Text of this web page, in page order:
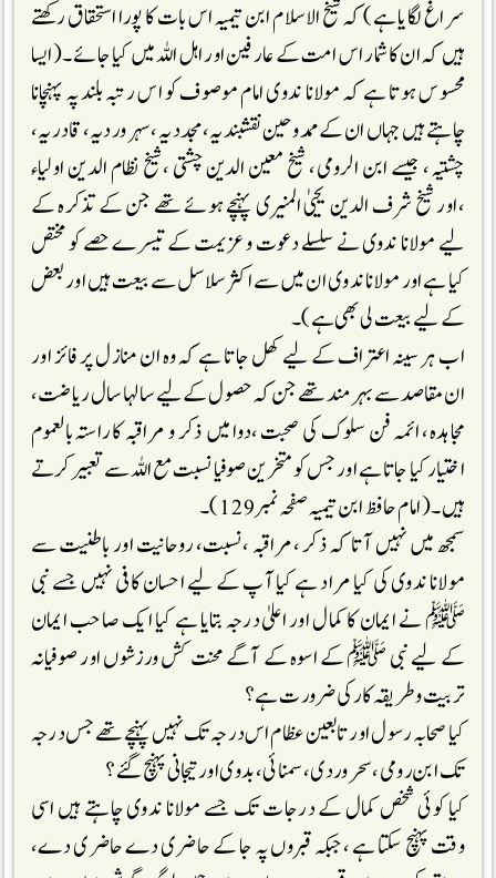
سراغ لگایا ہے) کہ شیخ الاسلام ابن تیمیہ اس بات کا پورا استحقاق رکھتے
ہیں کہ ان کا شمار اس امت کے عارفین اور اہل اللہ میں کیا جائے ۔(ایسا
محسوس ہوتا ہے کہ مولانا ندوی امام موصوف کو اس رتبہ بلند پہ پہنچانا
چاہتے ہیں جہاں ان کے ممدوحین نقشبندیہ، مجددیہ ،سہروردیہ، قادریہ،
چشتیہ، جیسے ابن الرومی، شیخ معین الدین چشتی ،شیخ نظام الدین اولیاء
،اور شیخ شرف الدین یحییٰ المنیری پہنچے ہوئے تھے جن کے تذکرہ کے
لیے مولانا ندوی نے سلسلے دعوت و عزیمت کے تیسرے حصے کو مختص
کیا ہے اور مولانا ندوی ان میں سے اکثر سلاسل سے بیعت ہیں اور بعض
کے لیے بیعت لی بھی ہے)۔
اب ہر سینہ اعتراف کے لیے کھل جاتا ہے کہ وہ ان منازل پر فائز اور
ان مقاصد سے بہر مند تھے جن کہ حصول کے لیے سالہا سال ریاضت،
مجاہدہ، ائمہ فن سلوک کی صحبت ،دوا میں ذکر و مراقبہ کا راستہ بالعموم
اختیار کیا جاتا ہے اور جس کو متخرین صوفیا نسبت مع اللہ سے تعبیر کرتے
ہیں۔( امام حافظ ابن تیمیہ صفحہ نمبر 129 )۔
سمجھ میں نہیں آتا کہ ذکر ،مراقبہ ،نسبت، روحانیت اور باطنیت سے
مولانا ندوی کی کیا مراد ہے کیا آپ کے لیے احسان کافی نہیں جسے نبی
ﷺ نے ایمان کا کمال اور اعلیٰ درجہ بتایا ہے کیا ایک صاحب ایمان
کے لیے نبی ﷺ کے اسوہ کے آگے محنت کش ورزشوں اور صوفیانہ
تربیت و طریقہ کار کی ضرورت ہے ؟
کیا صحابہ رسول اور تابعین عظام اس درجہ تک نہیں پہنچے تھے جس درجہ
تک ابن رومی، سحروردی، سمنائی، بدوی اور تیجانی پہنچ گئے ؟
کیا کوئی شخص کمال کے درجات تک جسے مولانا ندوی چاہتے ہیں اسی
وقت پہنچ سکتا ہے ،جبکہ قبروں پہ جا کے حاضری دے حاضری دے،